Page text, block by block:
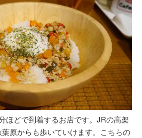
ほどで到着するお店です。JRの高架
原からも歩いていけます。こちらの